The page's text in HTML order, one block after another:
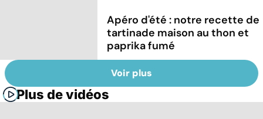
Apéro d'été : notre recette de
tartinade maison au thon et
paprika fumé
Voir plus
Plus de vidéos